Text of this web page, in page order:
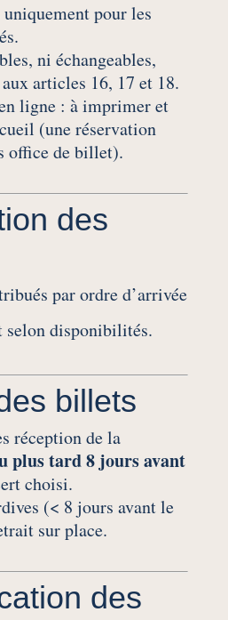
pour les
ni échangeables,
articles 16, 17 et 18.
ligne : à imprimer et
(une réservation
office de billet).
des
par ordre d’arrivée
selon disponibilités.
billets
réception de la
plus tard 8 jours avant
choisi.
(< 8 jours avant le
sur place.
des